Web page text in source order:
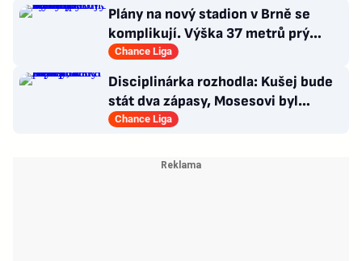
Plány na nový stadion v Brně se
komplikují. Výška 37 metrů prý
narušuje výhled na centrum
Chance Liga
Disciplinárka rozhodla: Kušej bude
stát dva zápasy, Mosesovi byl
prominut zbytek trestu
Chance Liga